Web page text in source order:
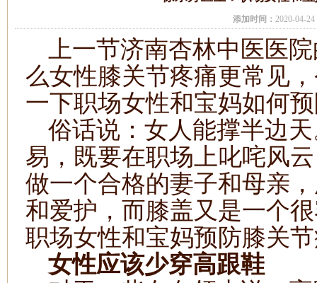
添加时间： 2020-04-
上一节济南杏林中医医
么女性膝关节疼痛更常见
一下职场女性和宝妈如何
俗话说：女人能撑半边
易，既要在职场上叱咤风
做一个合格的妻子和母亲
和爱护，而膝盖又是一个
职场女性和宝妈预防膝关
女性应该少穿高跟鞋